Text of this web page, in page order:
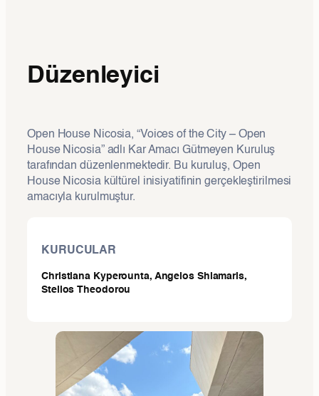
Düzenleyici
Open House Nicosia, “Voices of the City – Open
House Nicosia” adlı Kar Amacı Gütmeyen Kuruluş
tarafından düzenlenmektedir. Bu kuruluş, Open
House Nicosia kültürel inisiyatifinin gerçekleştirilmesi
amacıyla kurulmuştur.
KURUCULAR
Christiana Kyperounta, Angelos Shiamaris,
Stelios Theodorou